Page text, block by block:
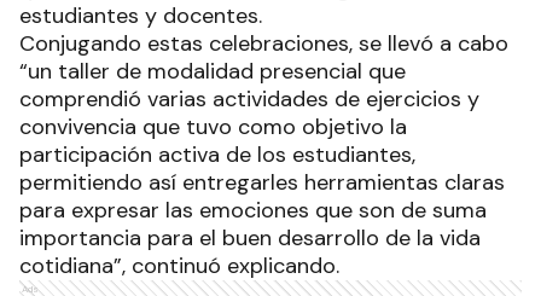
estudiantes y docentes.
Conjugando estas celebraciones, se llevó a cabo
“un taller de modalidad presencial que
comprendió varias actividades de ejercicios y
convivencia que tuvo como objetivo la
participación activa de los estudiantes,
permitiendo así entregarles herramientas claras
para expresar las emociones que son de suma
importancia para el buen desarrollo de la vida
cotidiana”, continuó explicando.
Ads